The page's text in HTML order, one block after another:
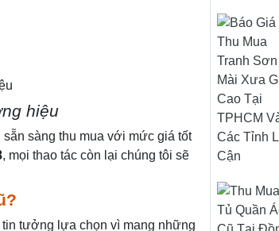
hiệu
sẵn sàng thu mua với mức giá tốt
, mọi thao tác còn lại chúng tôi sẽ
tưởng lựa chọn vì mang những